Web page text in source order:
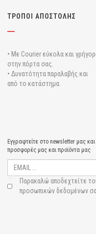
ΤΡΟΠΟΙ ΑΠΟΣΤΟΛΗΣ
• Με Courier εύκολα και
στην πόρτα σας.
• Δυνατότητα παραλαβής και
από το κατάστημα.
Εγγραφτείτε στο newsletter μας
προσφορές μας και προϊόντα μας
Παρακαλώ αποδεχτείτε
προσωπικών δεδομένων